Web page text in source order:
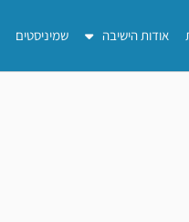
אודות הישיבה שמיניסטים